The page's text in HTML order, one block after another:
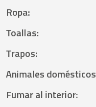
Ropa:
Toallas:
Trapos:
Animales domésticos
Fumar al interior: